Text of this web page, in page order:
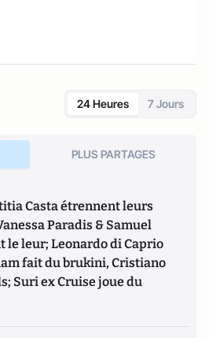
24 Heures 7 Jours
PLUS PARTAGES
Casta étrennent leurs
Paradis & Samuel
leur; Leonardo di Caprio
fait du brukini, Cristiano
Suri ex Cruise joue du